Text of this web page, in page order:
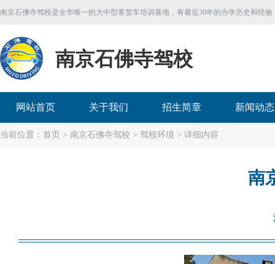
南京石佛寺驾校是全市唯一的大中型客货车培训基地，有着近30年的办学历史和经
南京石佛寺驾校
网站首页 关于我们 招生简章 新闻动态
当前位置： 首页 > 南京石佛寺驾校 > 驾校环境 > 详细内容
南